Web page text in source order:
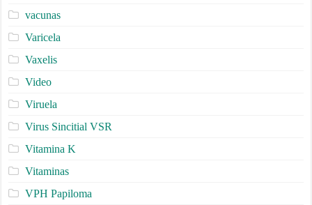
vacunas
Varicela
Vaxelis
Video
Viruela
Virus Sincitial VSR
Vitamina K
Vitaminas
VPH Papiloma